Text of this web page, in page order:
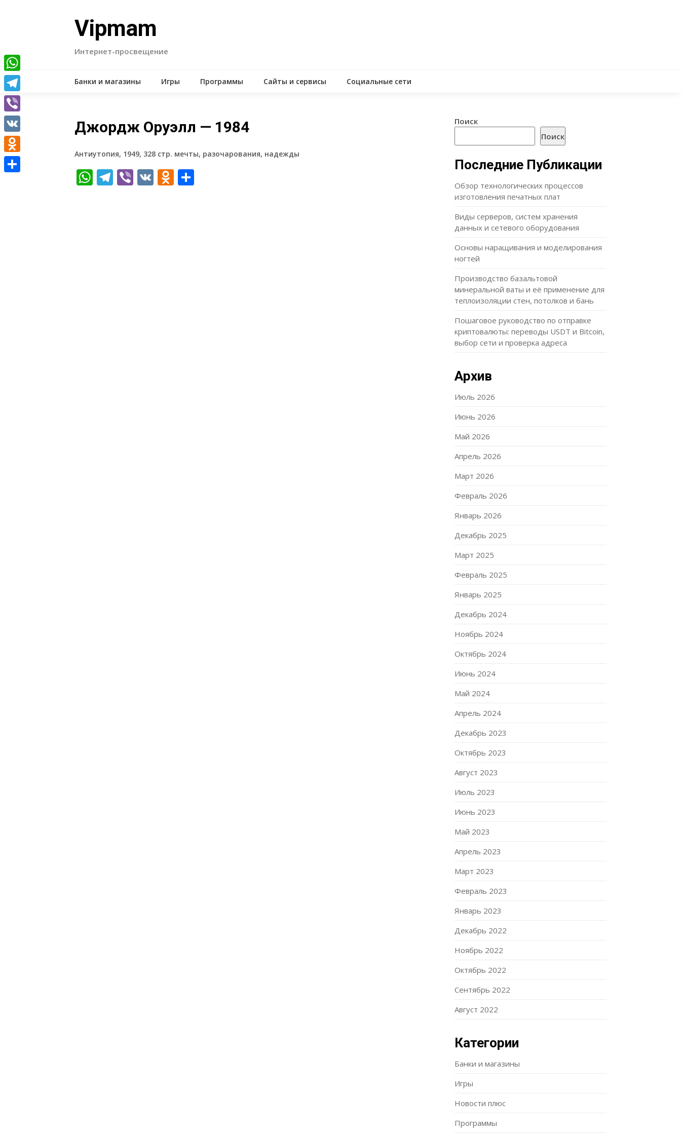
Vipmam
Интернет-просвещение
Банки и магазины Игры Программы Сайты и сервисы Социальные сети
Джордж Оруэлл — 1984
Антиутопия, 1949, 328 стр. мечты, разочарования, надежды
WhatsApp
Telegram
Viber
VKOdnoklassniki
Поиск
Поиск
Последние Публикации
Обзор технологических процессов
изготовления печатных плат
Виды серверов, систем хранения
данных и сетевого оборудования
Основы наращивания и моделирования
ногтей
Производство базальтовой
минеральной ваты и её применение для
теплоизоляции стен, потолков и бань
Пошаговое руководство по отправке
криптовалюты: переводы USDT и Bitcoin,
выбор сети и проверка адреса
Архив
Июль 2026
Июнь 2026
Май 2026
Апрель 2026
Март 2026
Февраль 2026
Январь 2026
Декабрь 2025
Март 2025
Февраль 2025
Январь 2025
Декабрь 2024
Ноябрь 2024
Октябрь 2024
Июнь 2024
Май 2024
Апрель 2024
Декабрь 2023
Октябрь 2023
Август 2023
Июль 2023
Июнь 2023
Май 2023
Апрель 2023
Март 2023
Февраль 2023
Январь 2023
Декабрь 2022
Ноябрь 2022
Октябрь 2022
Сентябрь 2022
Август 2022
Категории
Банки и магазины
Игры
Новости плюс
Программы
WhatsApp
Telegram
Viber
VK
Odnoklassniki